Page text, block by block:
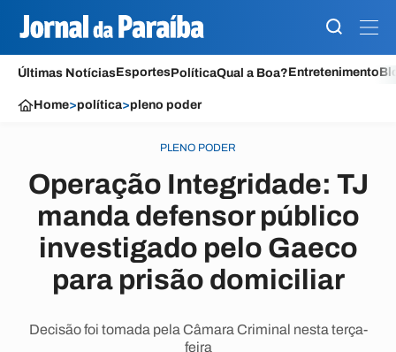
Últimas NotíciasEsportesPolíticaQual a Boa?Entretenimento
Home>política>pleno poder
PLENO PODER
Operação Integridade: TJ
manda defensor público
investigado pelo Gaeco
para prisão domiciliar
Decisão foi tomada pela Câmara Criminal nesta terça-
feira